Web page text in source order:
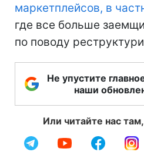
маркетплейсов, в
где все больше
по поводу
Не упустите
наши
Или читайте нас